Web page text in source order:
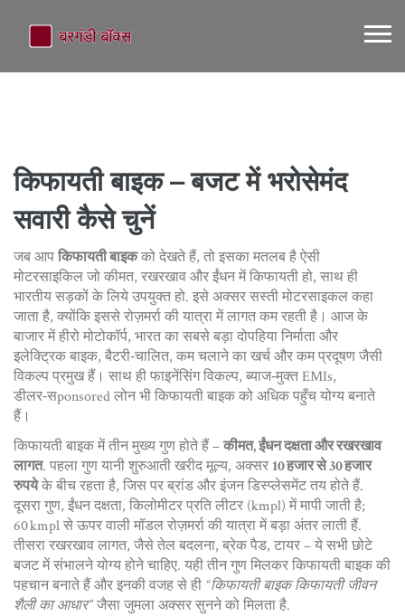
किफायती बाइक – बजट में भरोसेमंद
सवारी कैसे चुनें
जब आपकिफायती बाइकको देखते हैं, तो इसका मतलब हैऐसी
मोटरसाइकिल जो कीमत, रखरखाव और ईंधन में किफायती हो, साथ ही
भारतीय सड़कों के लिये उपयुक्त हो. इसे अक्सरसस्ती मोटरसाइकलकहा
जाता है, क्योंकि इससे रोज़मर्रा की यात्रा में लागत कम रहती है। आज के
बाजार मेंहीरो मोटोकॉर्प, भारत का सबसे बड़ा दोपहिया निर्माताऔर
इलेक्ट्रिक बाइक, बैटरी‑चालित, कम चलाने का खर्च और कम प्रदूषणजैसी
विकल्प प्रमुख हैं। साथ हीफाइनेंसिंग विकल्प, ब्याज‑मुक्त EMIs,
डीलर‑सponsored लोनभी किफायती बाइक को अधिक पहुँच योग्य बनाते
हैं।
किफायती बाइक में तीन मुख्य गुण होते हैं –कीमत, ईंधन दक्षता और रखरखाव
लागत. पहला गुण यानी शुरुआती खरीद मूल्य, अक्सर10 हजार से 30 हजार
रुपयेके बीच रहता है, जिस पर ब्रांड और इंजन डिस्प्लेसमेंट तय होते हैं.
दूसरा गुण, ईंधन दक्षता, किलोमीटर प्रति लीटर (kmpl) में मापी जाती है;
60 kmpl से ऊपर वाली मॉडल रोज़मर्रा की यात्रा में बड़ा अंतर लाती हैं.
तीसरा रखरखाव लागत, जैसे तेल बदलना, ब्रेक पैड, टायर – ये सभी छोटे
बजट में संभालने योग्य होने चाहिए. यही तीन गुण मिलकर किफायती बाइक की
पहचान बनाते हैं और इनकी वजह से ही “किफायती बाइक किफायती जीवन
शैली का आधार”जैसा जुमला अक्सर सुनने को मिलता है.